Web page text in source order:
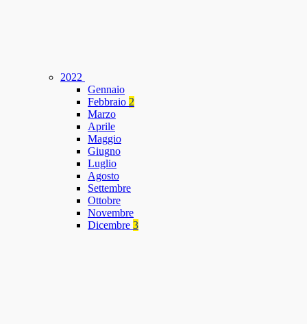
2022
Gennaio
Febbraio 2
Marzo
Aprile
Maggio
Giugno
Luglio
Agosto
Settembre
Ottobre
Novembre
Dicembre 3